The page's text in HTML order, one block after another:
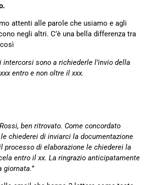
attenti alle parole che usiamo e agli
negli altri. C’è una bella differenza tra
intercorsi sono a richiederle l’invio della
entro e non oltre il xxx.
ben ritrovato. Come concordato
chiederei di inviarci la documentazione
processo di elaborazione le chiederei la
entro il xx. La ringrazio anticipatamente
giornata.”